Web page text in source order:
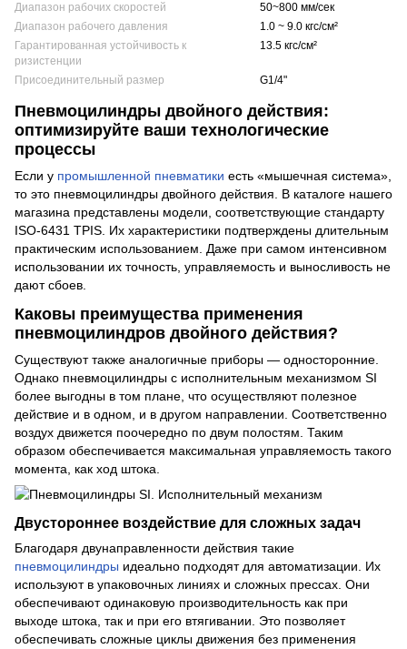
Диапазон рабочих скоростей
50~800 мм/сек
Диапазон рабочего давления
1.0 ~ 9.0 кгс/см²
Гарантированная устойчивость к
ризистенции
13.5 кгс/см²
Присоединительный размер G1/4"
Пневмоцилиндры двойного действия:
оптимизируйте ваши технологические
процессы
Если у промышленной пневматики есть «мышечная система»,
то это пневмоцилиндры двойного действия. В каталоге нашего
магазина представлены модели, соответствующие стандарту
ISO-6431 TPIS. Их характеристики подтверждены длительным
практическим использованием. Даже при самом интенсивном
использовании их точность, управляемость и выносливость не
дают сбоев.
Каковы преимущества применения
пневмоцилиндров двойного действия?
Существуют также аналогичные приборы — односторонние.
Однако пневмоцилиндры с исполнительным механизмом SI
более выгодны в том плане, что осуществляют полезное
действие и в одном, и в другом направлении. Соответственно
воздух движется поочередно по двум полостям. Таким
образом обеспечивается максимальная управляемость такого
момента, как ход штока.
Двустороннее воздействие для сложных задач
Благодаря двунаправленности действия такие
пневмоцилиндры идеально подходят для автоматизации. Их
используют в упаковочных линиях и сложных прессах. Они
обеспечивают одинаковую производительность как при
выходе штока, так и при его втягивании. Это позволяет
обеспечивать сложные циклы движения без применения